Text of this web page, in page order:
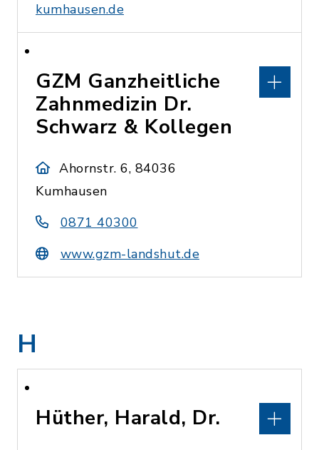
kumhausen.de
GZM Ganzheitliche
Zahnmedizin Dr.
Schwarz & Kollegen
Ahornstr. 6, 84036
Kumhausen
0871 40300
www.gzm-landshut.de
H
Hüther, Harald, Dr.